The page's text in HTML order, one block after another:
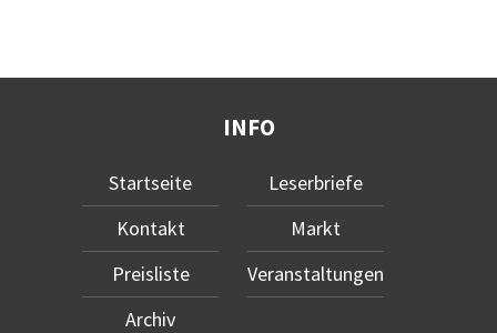
INFO
Startseite
Kontakt
Preisliste
Archiv
Leserbriefe
Markt
Veranstaltungen